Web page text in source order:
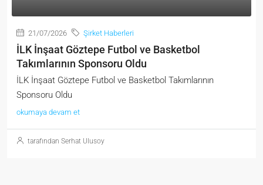
21/07/2026 Şirket Haberleri
İLK İnşaat Göztepe Futbol ve Basketbol
Takımlarının Sponsoru Oldu
İLK İnşaat Göztepe Futbol ve Basketbol Takımlarının
Sponsoru Oldu
okumaya devam et
tarafından Serhat Ulusoy